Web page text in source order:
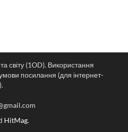
світу (1OD). Використання
посилання (для інтернет-
HitMag.